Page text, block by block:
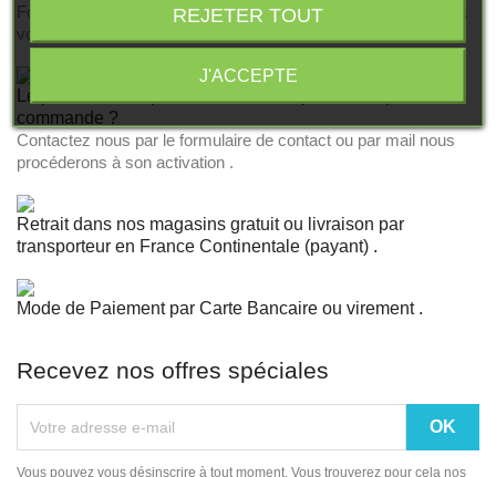
Fort d'une expérience de plus de vingt ans BILLAUD SEGEBA
vous accompagne dans tous vos projets .
Le produit est disponible mais n 'est pas activé pour la
commande ?
Contactez nous par le formulaire de contact ou par mail nous
procéderons à son activation .
Retrait dans nos magasins gratuit ou livraison par
transporteur en France Continentale (payant) .
Mode de Paiement par Carte Bancaire ou virement .
Recevez nos offres spéciales
Vous pouvez vous désinscrire à tout moment. Vous trouverez pour cela nos
REJETER TOUT
J'ACCEPTE